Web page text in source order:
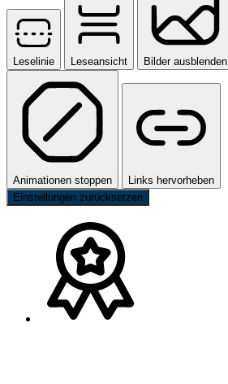
Leselinie Leseansicht Bilder ausblenden
Animationen stoppen
Links hervorheben
Einstellungen zurücksetzen